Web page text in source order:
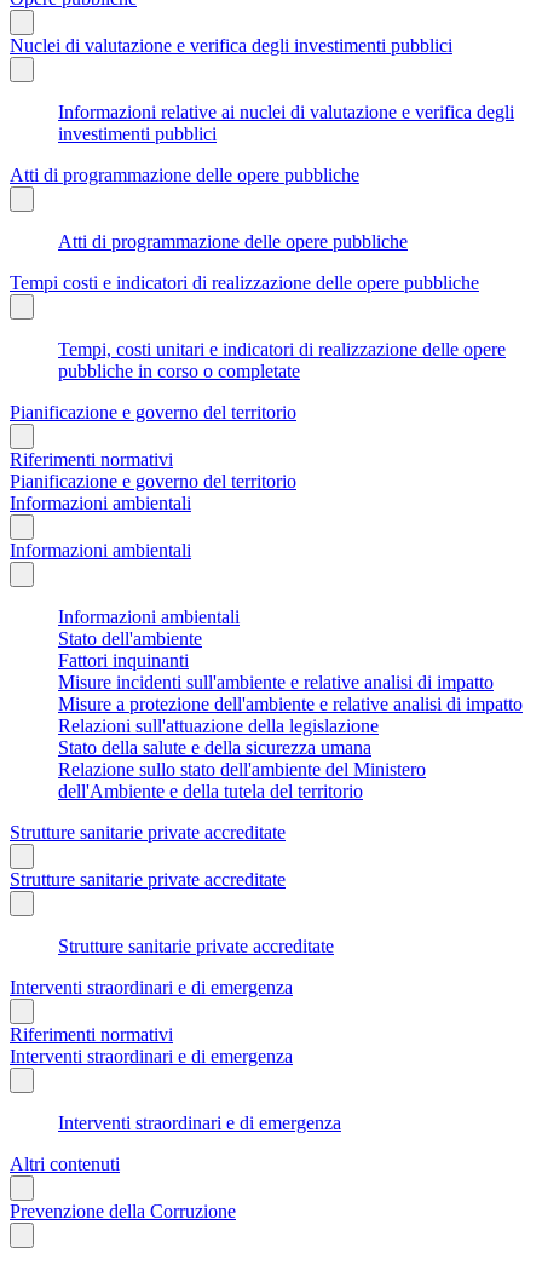
Nuclei di valutazione e verifica degli investimenti pubblici
Informazioni relative ai nuclei di valutazione e verifica degli
investimenti pubblici
Atti di programmazione delle opere pubbliche
Atti di programmazione delle opere pubbliche
Tempi costi e indicatori di realizzazione delle opere pubbliche
Tempi, costi unitari e indicatori di realizzazione delle opere
pubbliche in corso o completate
Pianificazione e governo del territorio
Riferimenti normativi
Pianificazione e governo del territorio
Informazioni ambientali
Informazioni ambientali
Informazioni ambientali
Stato dell'ambiente
Fattori inquinanti
Misure incidenti sull'ambiente e relative analisi di impatto
Misure a protezione dell'ambiente e relative analisi di impatto
Relazioni sull'attuazione della legislazione
Stato della salute e della sicurezza umana
Relazione sullo stato dell'ambiente del Ministero
dell'Ambiente e della tutela del territorio
Strutture sanitarie private accreditate
Strutture sanitarie private accreditate
Strutture sanitarie private accreditate
Interventi straordinari e di emergenza
Riferimenti normativi
Interventi straordinari e di emergenza
Interventi straordinari e di emergenza
Altri contenuti
Prevenzione della Corruzione